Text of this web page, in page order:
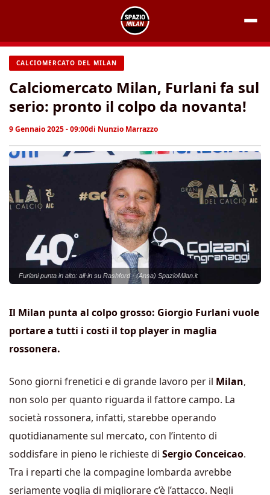
contenuto
CALCIOMERCATO DEL MILAN
Calciomercato Milan, Furlani fa sul
serio: pronto il colpo da novanta!
9 Gennaio 2025 - 09:00di Nunzio Marrazzo
Furlani punta in alto: all-in su Rashford - (Ansa) SpazioMilan.it
Il Milan punta al colpo grosso: Giorgio Furlani vuole
portare a tutti i costi il top player in maglia
rossonera.
Sono giorni frenetici e di grande lavoro per il Milan,
non solo per quanto riguarda il fattore campo. La
società rossonera, infatti, starebbe operando
quotidianamente sul mercato, con l’intento di
soddisfare in pieno le richieste di Sergio Conceicao.
Tra i reparti che la compagine lombarda avrebbe
seriamente voglia di migliorare c’è l’attacco. Negli